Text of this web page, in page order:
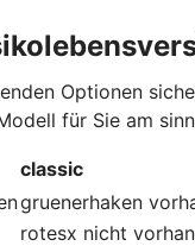
Optionen
für Sie am
classic
gruenerhaken
rotesx nicht